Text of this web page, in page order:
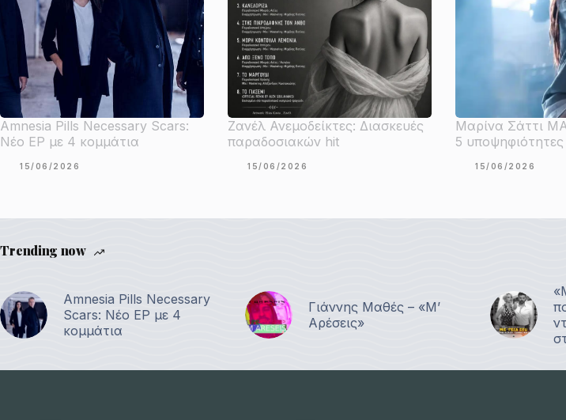
Amnesia Pills Necessary Scars:
Νέο EP με 4 κομμάτια
15/06/2026
Ζανέλ Ανεμοδείκτες: Διασκευές
παραδοσιακών hit
15/06/2026
Μαρίνα Σάττι
5
15/06/2026
Trending now
Amnesia Pills Necessary
Scars: Νέο EP με 4
κομμάτια
Γιάννης Μαθές – «Μ’
Αρέσεις»